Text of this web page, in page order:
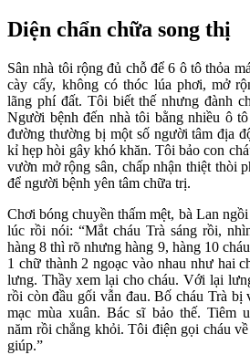
Diện chẩn chữa song thị
Sân nhà tôi rộng đủ chỗ để 6 ô tô thỏa
cày cấy, không có thóc lúa phơi, mở
lãng phí đất. Tôi biết thế nhưng đành
Người bệnh đến nhà tôi bằng nhiều ô
đường thường bị một số người tâm địa
kỉ hẹp hòi gây khó khăn. Tôi bảo con
vườn mở rộng sân, chấp nhận thiệt thòi
để người bệnh yên tâm chữa trị.
Chơi bóng chuyền thấm mệt, bà Lan
lúc rồi nói: “Mắt cháu Trà sáng rồi,
hàng 8 thì rõ nhưng hàng 9, hàng 10
1 chữ thành 2 ngoạc vào nhau như hai
lưng. Thầy xem lại cho cháu. Với lại
rồi còn đầu gối vẫn đau. Bố cháu Trà bị
mạc mùa xuân. Bác sĩ bảo thế. Tiêm
năm rồi chẳng khỏi. Tôi điện gọi cháu
giúp.”